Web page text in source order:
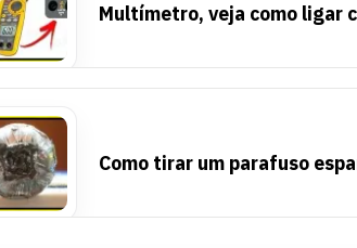
Multímetro, veja como ligar
Como tirar um parafuso